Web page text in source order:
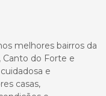
melhores bairros da
Canto do Forte e
e
casas,